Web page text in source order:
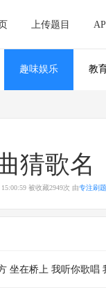
上传题目
趣味娱乐 教
猜歌名
15:00:59 被收藏2949次 由专注刷
坐在桥上 我听你歌